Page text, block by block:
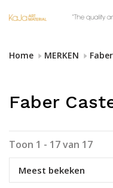
Home MERKEN
Faber
Toon 1 - 17 van 17
Meest bekeken